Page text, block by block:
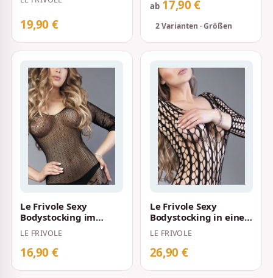
Schwarz
19,90 €
Strum…
ab17,90 €
2 Varianten · Größen
Le Frivole Sexy
Bodystocking im
Schnitt eines
Minikleides S-L
Schwarz
LE FRIVOLE
16,90 €
Le Frivole Sexy
Bodystocking in einer
weiten, luftigen
Netzoptik S-L S…
LE FRIVOLE
26,90 €